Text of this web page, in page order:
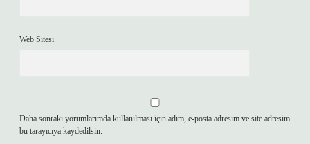
Web Sitesi
Daha sonraki yorumlarımda kullanılması için adım, e-posta adresim ve site adresim
bu tarayıcıya kaydedilsin.